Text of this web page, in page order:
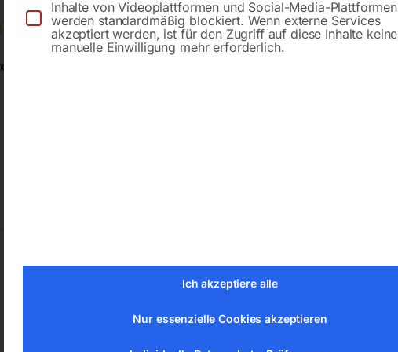
GmbH
Inhalte von Videoplattformen und Social-Media-Plattformen
werden standardmäßig blockiert. Wenn externe Services
akzeptiert werden, ist für den Zugriff auf diese Inhalte keine
manuelle Einwilligung mehr erforderlich.
Ich akzeptiere alle
Nur essenzielle Cookies akzeptieren